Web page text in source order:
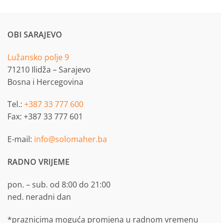
OBI SARAJEVO
Lužansko polje 9
71210 Ilidža – Sarajevo
Bosna i Hercegovina
Tel.: +387 33 777 600
Fax: +387 33 777 601
E-mail: info@solomaher.ba
RADNO VRIJEME
pon. – sub. od 8:00 do 21:00
ned. neradni dan
*praznicima moguća promjena u radnom vremenu